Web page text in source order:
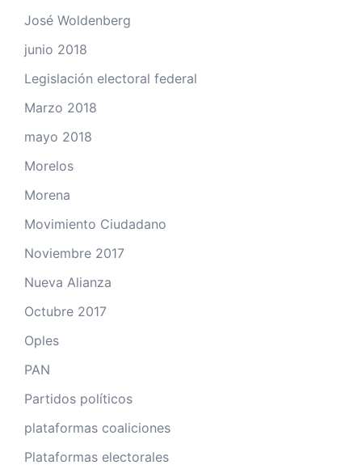
José Woldenberg
junio 2018
Legislación electoral federal
Marzo 2018
mayo 2018
Morelos
Morena
Movimiento Ciudadano
Noviembre 2017
Nueva Alianza
Octubre 2017
Oples
PAN
Partidos políticos
plataformas coaliciones
Plataformas electorales